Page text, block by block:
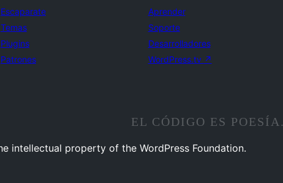
Escaparate
Temas
Plugins
Patrones
Aprender
Soporte
Desarrolladores
WordPress.tv ↗
EL CÓDIGO ES POESÍA.
intellectual property of the WordPress Foundation.